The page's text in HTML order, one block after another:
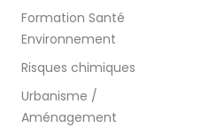
Formation Santé
Environnement
Risques chimiques
Urbanisme /
Aménagement